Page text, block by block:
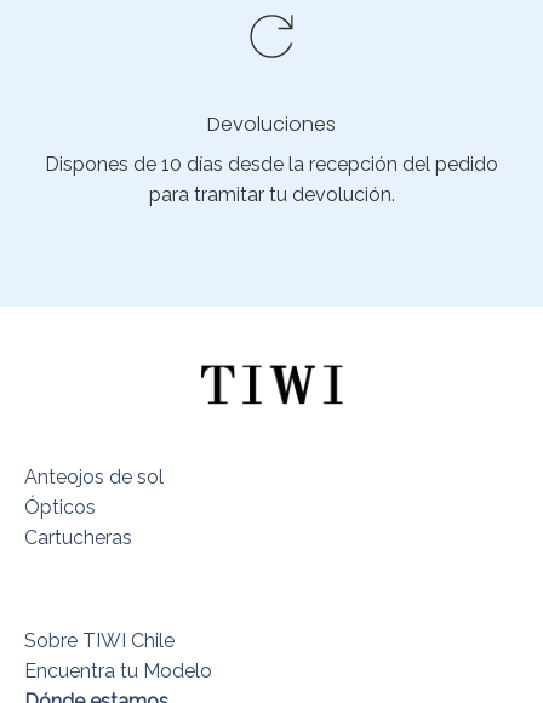
Devoluciones
Dispones de 10 días desde la recepción del pedido
para tramitar tu devolución.
Anteojos de sol
Ópticos
Cartucheras
Sobre TIWI Chile
Encuentra tu Modelo